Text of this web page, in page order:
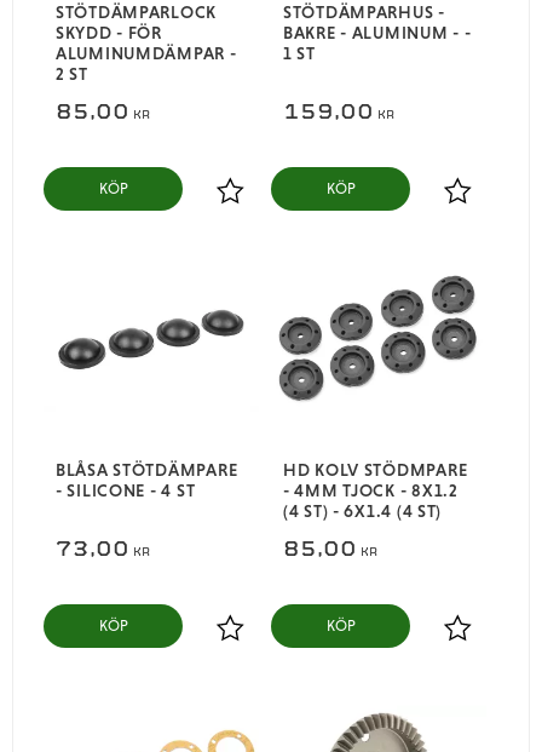
STÖTDÄMPARLOCK
SKYDD - FÖR
ALUMINUMDÄMPAR -
2 ST
85,00 KR
Lägg till i favoriter
KÖP
STÖTDÄMPARHUS -
BAKRE - ALUMINUM - -
1 ST
159,00 KR
Lägg till i
KÖP
BLÅSA STÖTDÄMPARE
- SILICONE - 4 ST
73,00 KR
Lägg till i favoriter
KÖP
HD KOLV STÖDMPARE
- 4MM TJOCK - 8X1.2
(4 ST) - 6X1.4 (4 ST)
85,00 KR
Lägg till i
KÖP